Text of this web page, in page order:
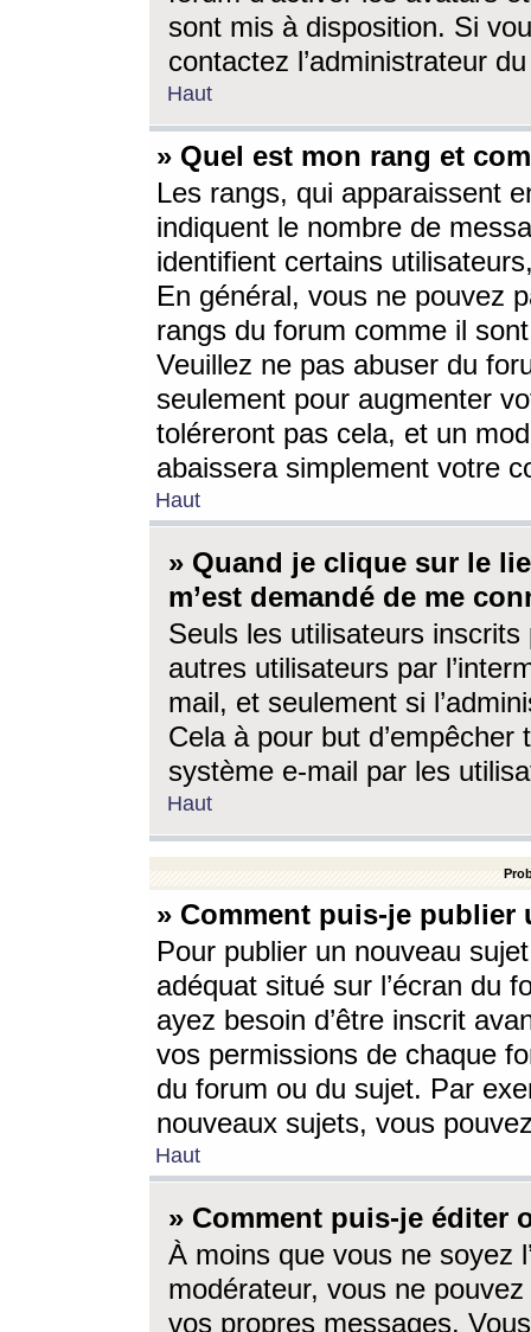
sont mis à disposition. Si
contactez l’administrateur
Haut
» Quel est mon rang et
Les rangs, qui apparaissent
indiquent le nombre de
identifient certains
En général, vous ne pouvez
rangs du forum comme il
Veuillez ne pas abuser du
seulement pour augmenter
toléreront pas cela, et un
abaissera simplement votre
Haut
» Quand je clique sur le
m’est demandé de me
Seuls les utilisateurs
autres utilisateurs par
mail, et seulement si
Cela à pour but
système e-mail par les
Haut
» Comment puis-je
Pour publier un nouveau
adéquat situé sur l’écran du
ayez besoin d’être inscrit
vos permissions de chaque
du forum ou du sujet. Par
nouveaux sujets, vous
Haut
» Comment puis-je éditer
À moins que vous ne soyez
modérateur, vous ne
vos propres messages.